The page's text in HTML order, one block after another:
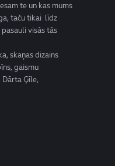
te un kas mums
taču tikai līdz
visās tās
skaņas dizains
gaismu
Ģīle,